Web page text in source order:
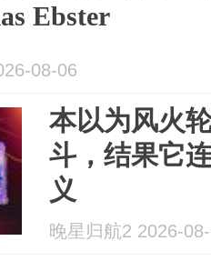
Ebster
08-06
本以为风火
斗，结果它
义
晚星归航2 2026-